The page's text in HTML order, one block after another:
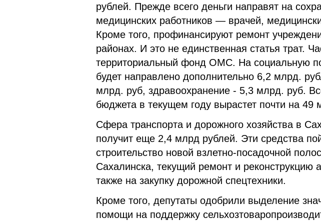
рублей. Прежде всего деньги направят на
медицинских работников — врачей,
Кроме того, профинансируют ремонт
районах. И это не единственная статья трат.
территориальный фонд ОМС. На социальную
будет направлено дополнительно 6,2 млрд.
млрд. руб, здравоохранение - 5,3 млрд. руб.
бюджета в текущем году вырастет почти на 49
Сфера транспорта и дорожного хозяйства в
получит еще 2,4 млрд рублей. Эти средства
строительство новой взлетно-посадочной
Сахалинска, текущий ремонт и реконструкцию
также на закупку дорожной спецтехники.
Кроме того, депутаты одобрили выделение
помощи на поддержку